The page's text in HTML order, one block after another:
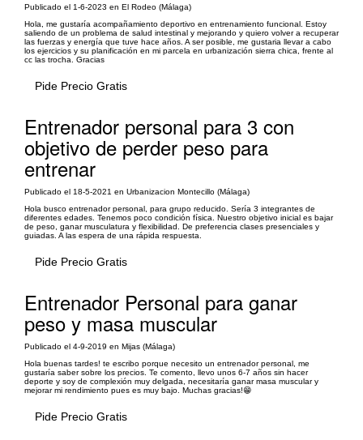
Publicado el 1-6-2023 en El Rodeo (Málaga)
Hola, me gustaría acompañamiento deportivo en entrenamiento funcional. Estoy
saliendo de un problema de salud intestinal y mejorando y quiero volver a recuperar
las fuerzas y energía que tuve hace años. A ser posible, me gustaria llevar a cabo
los ejercicios y su planificación en mi parcela en urbanización sierra chica, frente al
cc las trocha. Gracias
Pide Precio Gratis
Entrenador personal para 3 con
objetivo de perder peso para
entrenar
Publicado el 18-5-2021 en Urbanizacion Montecillo (Málaga)
Hola busco entrenador personal, para grupo reducido. Sería 3 integrantes de
diferentes edades. Tenemos poco condición física. Nuestro objetivo inicial es bajar
de peso, ganar musculatura y flexibilidad. De preferencia clases presenciales y
guiadas. A las espera de una rápida respuesta.
Pide Precio Gratis
Entrenador Personal para ganar
peso y masa muscular
Publicado el 4-9-2019 en Mijas (Málaga)
Hola buenas tardes! te escribo porque necesito un entrenador personal, me
gustaría saber sobre los precios. Te comento, llevo unos 6-7 años sin hacer
deporte y soy de complexión muy delgada, necesitaría ganar masa muscular y
mejorar mi rendimiento pues es muy bajo. Muchas gracias!😁
Pide Precio Gratis